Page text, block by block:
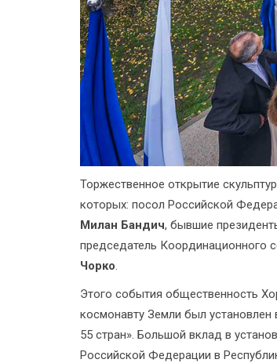
Торжественное открытие
которых: посол Российской
Милан Бандич, бывшие
председатель Координационного
Чорко.
Этого события общественность
космонавту Земли был
55 стран». Большой вклад в
Российской Федерации в